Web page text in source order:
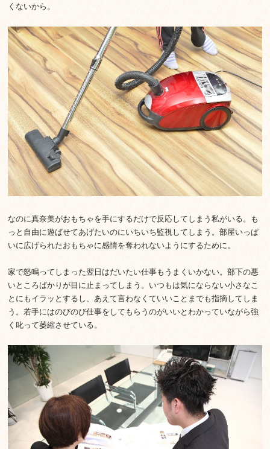
くないから。
なのに真奈美がおもちゃを手にするだけで反応してしまう私がいる。も
っと自由に遊ばせてあげたいのにいちいち監視してしまう。部屋いっぱ
いに広げられたおもちゃに感情を奪われないようにするために。
家で怒鳴ってしまった翌日はだいたい仕事もうまくいかない。部下の悪
いところばかりが目に止まってしまう。いつもは気にならない小さなこ
とにもイラッとするし、あえて言わなくていいことまでも指摘してしま
う。若手にはのびのび仕事をしてもらうのがいいとわかっていながら強
く叱って萎縮させている。